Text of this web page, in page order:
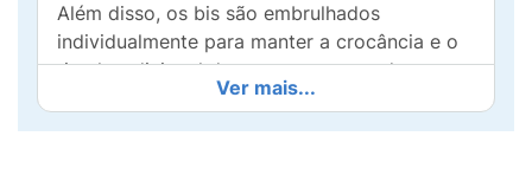
Além disso, os bis são embrulhados
individualmente para manter a crocância e o
ritual tradicional da marca, resgatando um
sabor clássico e nostálgico que os
consumidores espontaneamente pediam há
Ver mais...